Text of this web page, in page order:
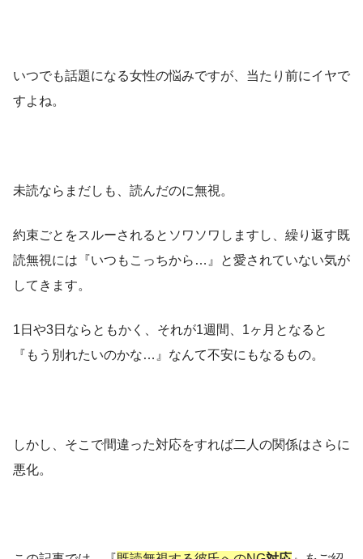
いつでも話題になる女性の悩みですが、当たり前にイヤで
すよね。
未読ならまだしも、読んだのに無視。
約束ごとをスルーされるとソワソワしますし、繰り返す既
読無視には『いつもこっちから…』と愛されていない気が
してきます。
1日や3日ならともかく、それが1週間、1ヶ月となると
『もう別れたいのかな…』なんて不安にもなるもの。
しかし、そこで間違った対応をすれば二人の関係はさらに
悪化。